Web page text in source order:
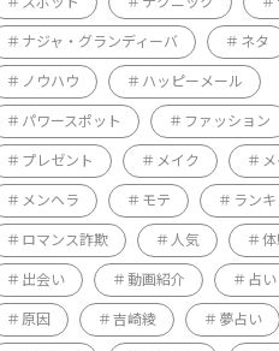
ナジャ・グランディーバ ネタ
ノウハウ ハッピーメール
パワースポット ファッション
プレゼント メイク
メンヘラ モテ ランキ
ロマンス詐欺 人気 体
出会い 動画紹介 占い
原因 吉崎綾 夢占い